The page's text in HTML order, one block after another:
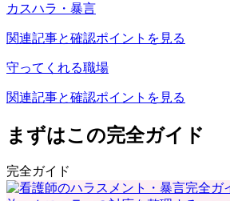
カスハラ・暴言
関連記事と確認ポイントを見る
守ってくれる職場
関連記事と確認ポイントを見る
まずはこの完全ガイド
完全ガイド